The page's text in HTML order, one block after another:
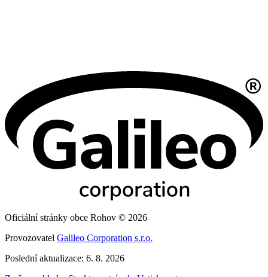
Oficiální stránky obce Rohov © 2026
Provozovatel Galileo Corporation s.r.o.
Poslední aktualizace: 6. 8. 2026